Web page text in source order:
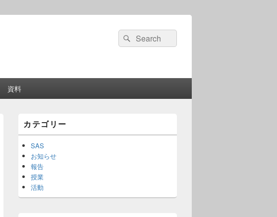
検
索:
検
索
資料
イ
ン
サ
イ
バ
ー
ウ
ィ
カテゴリー
SAS
お知らせ
報告
授業
活動